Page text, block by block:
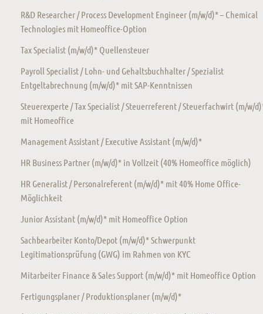
R&D Researcher / Process Development Engineer (m/w/d)* – Chemical
Technologies mit Homeoffice-Option
Tax Specialist (m/w/d)* Quellensteuer
Payroll Specialist / Lohn- und Gehaltsbuchhalter / Spezialist
Entgeltabrechnung (m/w/d)* mit SAP-Kenntnissen
Steuerexperte / Tax Specialist / Steuerreferent / Steuerfachwirt (m/w/
mit Homeoffice
Management Assistant / Executive Assistant (m/w/d)*
HR Business Partner (m/w/d)* in Vollzeit (40% Homeoffice möglich)
HR Generalist / Personalreferent (m/w/d)* mit 40% Home Office-
Möglichkeit
Junior Assistant (m/w/d)* mit Homeoffice Option
Sachbearbeiter Konto/Depot (m/w/d)* Schwerpunkt
Legitimationsprüfung (GWG) im Rahmen von KYC
Mitarbeiter Finance & Sales Support (m/w/d)* mit Homeoffice Option
Fertigungsplaner / Produktionsplaner (m/w/d)*